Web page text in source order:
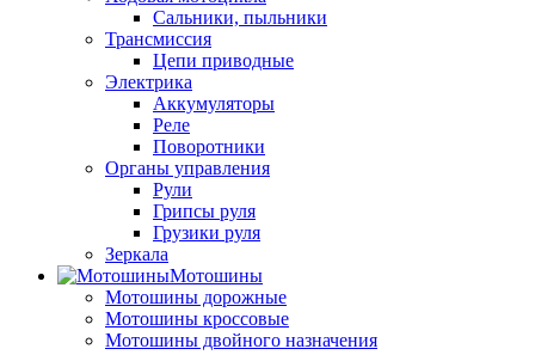
Сальники, пыльники
Трансмиссия
Цепи приводные
Электрика
Аккумуляторы
Реле
Поворотники
Органы управления
Рули
Грипсы руля
Грузики руля
Зеркала
Мотошины
Мотошины дорожные
Мотошины кроссовые
Мотошины двойного назначения